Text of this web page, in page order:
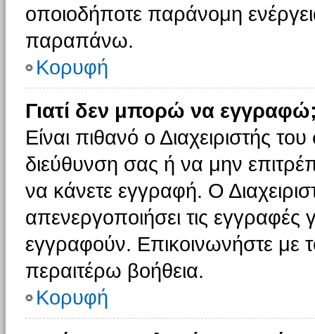
οποιοδήποτε παράνομη
παραπάνω.
Κορυφή
Γιατί δεν μπορώ να
Είναι πιθανό ο Διαχειριστής
διεύθυνση σας ή να μην
να κάνετε εγγραφή. Ο
απενεργοποιήσει τις εγγραφές
εγγραφούν. Επικοινωνήστε με
περαιτέρω βοήθεια.
Κορυφή